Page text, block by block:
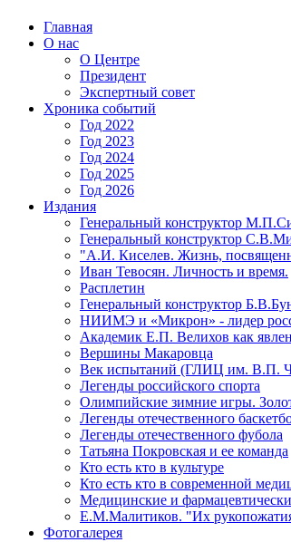
Главная
О нас
О Центре
Президент
Экспертный совет
Хроника событий
Год 2022
Год 2023
Год 2024
Год 2025
Год 2026
Издания
Генеральный конструктор
Генеральный конструктор
"А.И. Киселев. Жизнь,
Иван Тевосян. Личность и время.
Расплетин
Генеральный конструктор
НИИМЭ и «Микрон» - лидер
Академик Е.П. Велихов как
Вершины Макаровца
Век испытаний (ГЛИЦ им. В.П.
Легенды российского спорта
Олимпийские зимние игры.
Легенды отечественного
Легенды отечественного фубола
Татьяна Покровская и ее команда
Кто есть кто в культуре
Кто есть кто в современной
Медицинские и
Е.М.Малитиков. "Их
Фотогалерея